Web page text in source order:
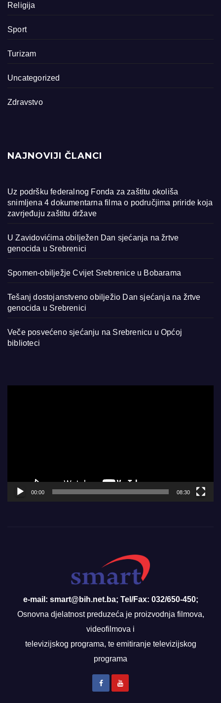
Religija
Sport
Turizam
Uncategorized
Zdravstvo
NAJNOVIJI ČLANCI
Uz podršku federalnog Fonda za zaštitu okoliša
snimljena 4 dokumentarna filma o područjima priride koja
zavrjeđuju zaštitu države
U Zavidovićima obilježen Dan sjećanja na žrtve
genocida u Srebrenici
Spomen-obilježje Cvijet Srebrenice u Bobarama
Tešanj dostojanstveno obilježio Dan sjećanja na žrtve
genocida u Srebrenici
Veče posvećeno sjećanju na Srebrenicu u Općoj
biblioteci
00:00 08:30
e-mail: smart@bih.net.ba; Tel/Fax: 032/650-450;
Osnovna djelatnost preduzeća je proizvodnja filmova,
videofilmova i
televizijskog programa, te emitiranje televizijskog
programa